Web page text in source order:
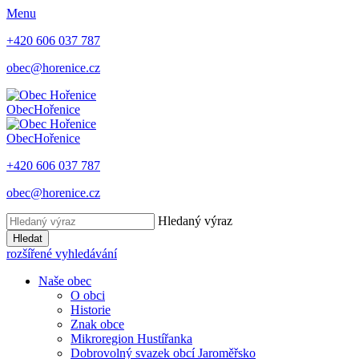
Menu
+420 606 037 787
obec@horenice.cz
ObecHořenice
ObecHořenice
+420 606 037 787
obec@horenice.cz
Hledaný výraz
Hledat
rozšířené vyhledávání
Naše obec
O obci
Historie
Znak obce
Mikroregion Hustířanka
Dobrovolný svazek obcí Jaroměřsko